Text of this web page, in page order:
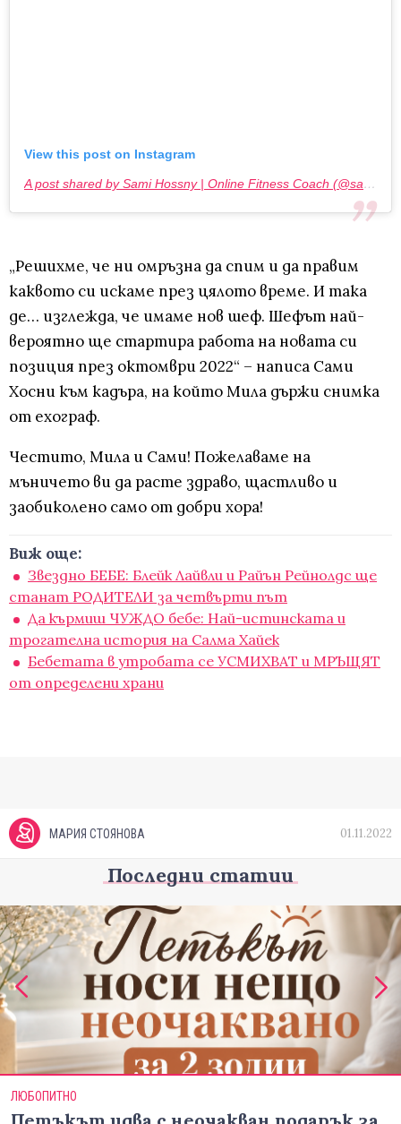
View this post on Instagram
A post shared by Sami Hossny | Online Fitness Coach (@samihossny)
„Решихме, че ни омръзна да спим и да правим
каквото си искаме през цялото време. И така
де… изглежда, че имаме нов шеф. Шефът най-
вероятно ще стартира работа на новата си
позиция през октомври 2022“ – написа Сами
Хосни към кадъра, на който Мила държи снимка
от ехограф.
Честито, Мила и Сами! Пожелаваме на
мъничето ви да расте здраво, щастливо и
заобиколено само от добри хора!
Виж още:
Звездно БЕБЕ: Блейк Лайвли и Райън Рейнолдс ще
станат РОДИТЕЛИ за четвърти път
Да кърмиш ЧУЖДО бебе: Най-истинската и
трогателна история на Салма Хайек
Бебетата в утробата се УСМИХВАТ и МРЪЩЯТ
от определени храни
МАРИЯ СТОЯНОВА 01.11.2022
Последни статии
ЛЮБОПИТНО